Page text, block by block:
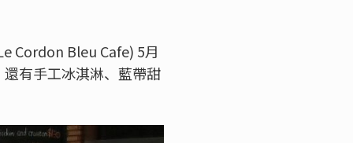
Cordon Bleu Cafe) 5月
有手工冰淇淋、藍帶甜